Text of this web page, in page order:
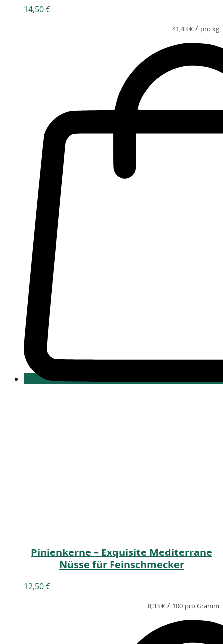
14,50€
41,43€ / pro kg
Pinienkerne – Exquisite Mediterrane
Nüsse für Feinschmecker
12,50€
8,33€ / 100 pro Gramm